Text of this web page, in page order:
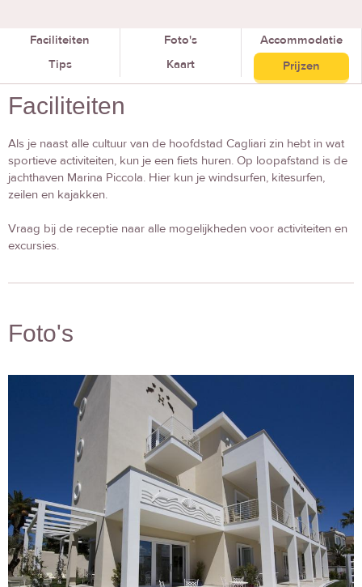
Faciliteiten Foto's
Accommodatie
Tips
Kaart Prijzen
Faciliteiten
Als je naast alle cultuur van de hoofdstad Cagliari zin hebt in wat
sportieve activiteiten, kun je een fiets huren. Op loopafstand is de
jachthaven Marina Piccola. Hier kun je windsurfen, kitesurfen,
zeilen en kajakken.
Vraag bij de receptie naar alle mogelijkheden voor activiteiten en
excursies.
Foto's